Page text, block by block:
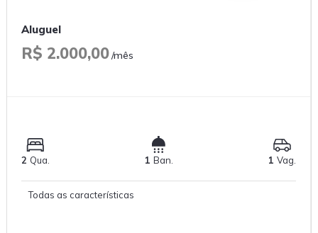
Aluguel
R$ 2.000,00/mês
2 Qua. 1 Ban. 1Vag.
Todas as características